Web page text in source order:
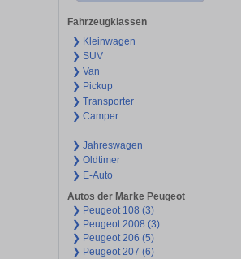
Fahrzeugklassen
❯ Kleinwagen
❯ SUV
❯ Van
❯ Pickup
❯ Transporter
❯ Camper
❯ Jahreswagen
❯ Oldtimer
❯ E-Auto
Autos der Marke Peugeot
❯ Peugeot 108 (3)
❯ Peugeot 2008 (3)
❯ Peugeot 206 (5)
❯ Peugeot 207 (6)